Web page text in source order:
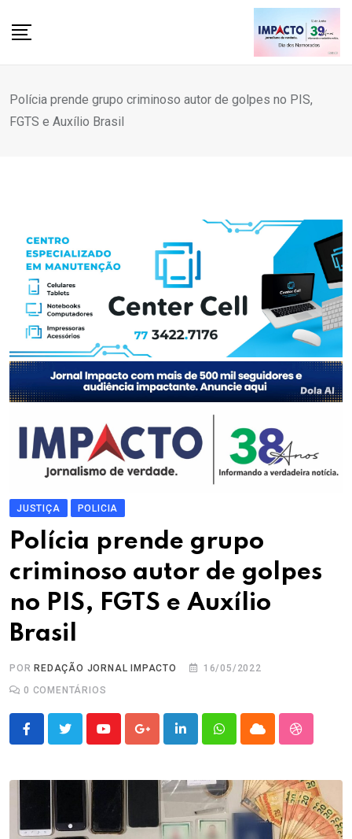
Polícia prende grupo criminoso autor de golpes no PIS,
FGTS e Auxílio Brasil
JUSTIÇA POLICIA
Polícia prende grupo
criminoso autor de golpes
no PIS, FGTS e Auxílio
Brasil
POR REDAÇÃO JORNAL IMPACTO
16/05/2022
0 COMENTÁRIOS
YoutubeGoogle+LinkedInWhatsappCloud